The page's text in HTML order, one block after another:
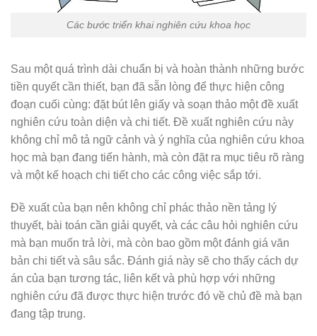
Các bước triển khai nghiên cứu khoa học
Sau một quá trình dài chuẩn bị và hoàn thành những bước
tiền quyết cần thiết, bạn đã sẵn lòng để thực hiện công
đoạn cuối cùng: đặt bút lên giấy và soạn thảo một đề xuất
nghiên cứu toàn diện và chi tiết. Đề xuất nghiên cứu này
không chỉ mô tả ngữ cảnh và ý nghĩa của nghiên cứu khoa
học mà bạn đang tiến hành, mà còn đặt ra mục tiêu rõ ràng
và một kế hoạch chi tiết cho các công việc sắp tới.
Đề xuất của bạn nên không chỉ phác thảo nền tảng lý
thuyết, bài toán cần giải quyết, và các câu hỏi nghiên cứu
mà bạn muốn trả lời, mà còn bao gồm một đánh giá văn
bản chi tiết và sâu sắc. Đánh giá này sẽ cho thấy cách dự
án của bạn tương tác, liên kết và phù hợp với những
nghiên cứu đã được thực hiện trước đó về chủ đề mà bạn
đang tập trung.